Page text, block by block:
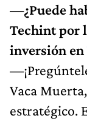
—¿Puede
Techint por
inversión en
Vaca
estratégico.